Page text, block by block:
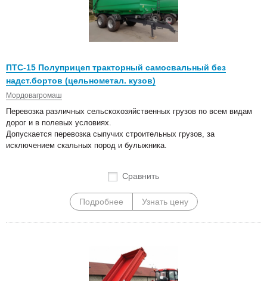
ПТС-15 Полуприцеп тракторный самосвальный без
надст.бортов (цельнометал. кузов)
Мордовагромаш
Перевозка различных сельскохозяйственных грузов по всем видам
дорог и в полевых условиях.
Допускается перевозка сыпучих строительных грузов, за
исключением скальных пород и булыжника.
Сравнить
Подробнее Узнать цену